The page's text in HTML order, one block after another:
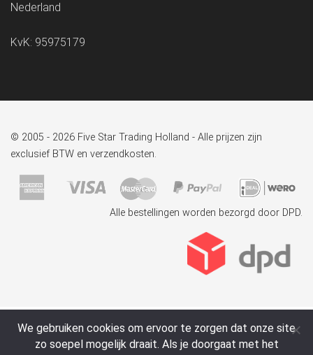
Nederland
KvK: 95975179
© 2005 - 2026 Five Star Trading Holland - Alle prijzen zijn
exclusief BTW en verzendkosten.
Alle bestellingen worden bezorgd door DPD.
We gebruiken cookies om ervoor te zorgen dat onze site
zo soepel mogelijk draait. Als je doorgaat met het